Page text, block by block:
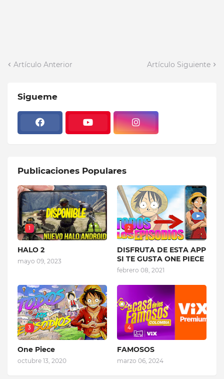
Artículo Anterior Artículo Siguiente
Sigueme
Publicaciones Populares
1
HALO 2
mayo 09, 2023
2
DISFRUTA DE ESTA APP
SI TE GUSTA ONE PIECE
febrero 08, 2021
3
One Piece
octubre 13, 2020
4
FAMOSOS
marzo 06, 2024